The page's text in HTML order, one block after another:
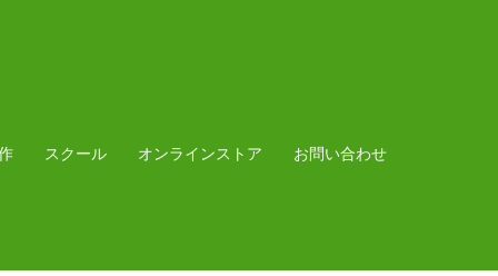
スクール オンラインストア お問い合わせ